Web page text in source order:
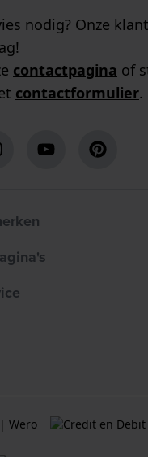
nodig? Onze
contactpagina of
contactformulier.